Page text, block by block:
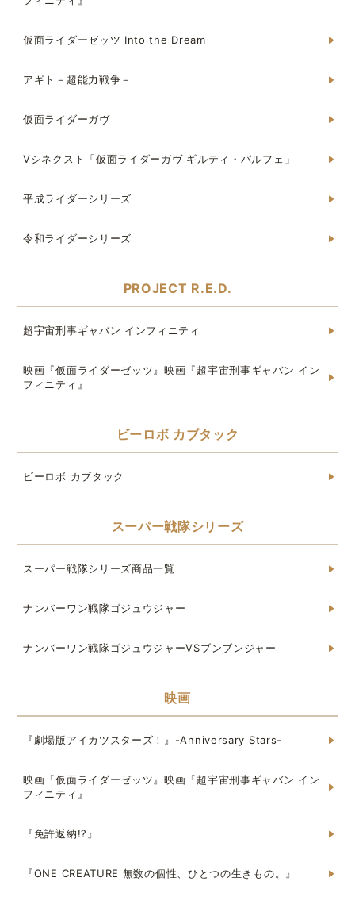
仮面ライダーゼッツ Into the Dream
アギト－超能力戦争－
仮面ライダーガヴ
Vシネクスト「仮面ライダーガヴ ギルティ・パルフェ」
平成ライダーシリーズ
令和ライダーシリーズ
PROJECT R.E.D.
超宇宙刑事ギャバン インフィニティ
映画『仮面ライダーゼッツ』映画『超宇宙刑事ギャバン イン
フィニティ』
ビーロボ カブタック
ビーロボ カブタック
スーパー戦隊シリーズ
スーパー戦隊シリーズ商品一覧
ナンバーワン戦隊ゴジュウジャー
ナンバーワン戦隊ゴジュウジャーVSブンブンジャー
映画
『劇場版アイカツスターズ！』-Anniversary Stars-
映画『仮面ライダーゼッツ』映画『超宇宙刑事ギャバン イン
フィニティ』
『免許返納!?』
『ONE CREATURE 無数の個性、ひとつの生きもの。』